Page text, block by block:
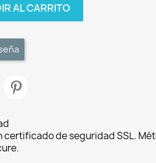
AL CARRITO
certificado de seguridad SSL.